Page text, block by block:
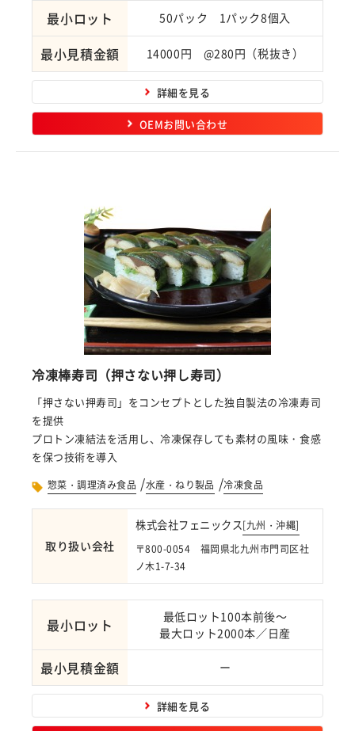
最小ロット 50パック 1パック8個入
最小見積金額 14000円 @280円（税抜き）
詳細を見る
OEMお問い合わせ
冷凍棒寿司（押さない押し寿司）
「押さない押寿司」をコンセプトとした独自製法の冷凍寿司
を提供
プロトン凍結法を活用し、冷凍保存しても素材の風味・食感
を保つ技術を導入
惣菜・調理済み食品 /水産・ねり製品 /冷凍食品
取り扱い会社
株式会社フェニックス[九州・沖縄]
〒800-0054 福岡県北九州市門司区社
ノ木1-7-34
最小ロット
最低ロット100本前後～
最大ロット2000本／日産
最小見積金額 ー
詳細を見る